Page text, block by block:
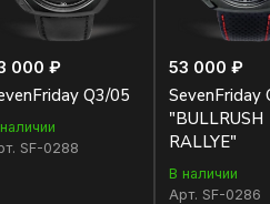
000 ₽
Q3/05
SF-0288
53 000 ₽
SevenFriday
"BULLRUSH
RALLYE"
В наличии
Арт. SF-0286